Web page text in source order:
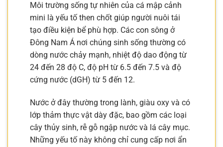
Môi trường sống tự nhiên của cá mập cảnh
mini là yếu tố then chốt giúp người nuôi tái
tạo điều kiện bể phù hợp. Các con sông ở
Đông Nam Á nơi chúng sinh sống thường có
dòng nước chảy mạnh, nhiệt độ dao động từ
24 đến 28 độ C, độ pH từ 6.5 đến 7.5 và độ
cứng nước (dGH) từ 5 đến 12.
Nước ở đây thường trong lành, giàu oxy và có
lớp thảm thực vật dày đặc, bao gồm các loại
cây thủy sinh, rễ gỗ ngập nước và lá cây mục.
Những yếu tố này không chỉ cung cấp nơi ẩn